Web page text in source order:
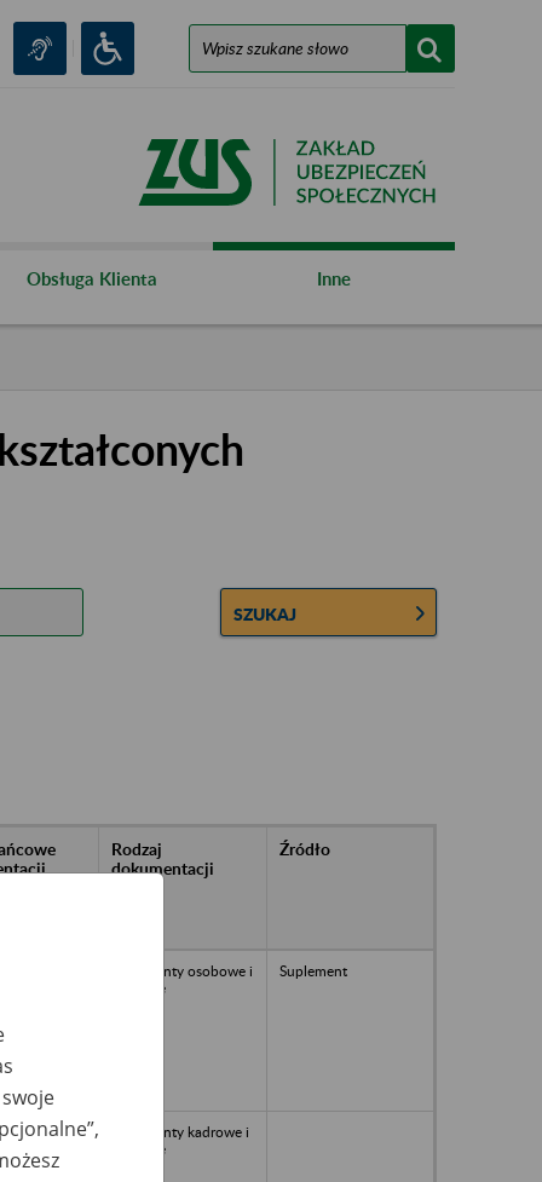
Obsługa Klienta Inne
SZUKAJ
Rodzaj
dokumentacji
Źródło
dokumenty osobowe i
płacowe
Suplement
dokumenty kadrowe i
płacowe